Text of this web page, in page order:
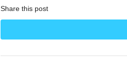
Share this post